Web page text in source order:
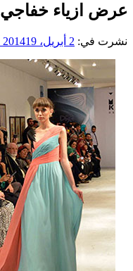
عرض ازياء خفاجي
نشرت في: 2 أبريل، 2014 19 أبريل، 2026